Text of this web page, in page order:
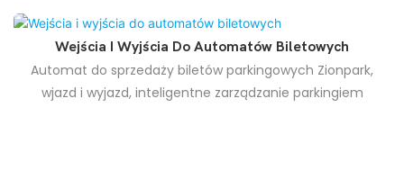
Wejścia I Wyjścia Do Automatów Biletowych
Automat do sprzedaży biletów parkingowych Zionpark,
wjazd i wyjazd, inteligentne zarządzanie parkingiem